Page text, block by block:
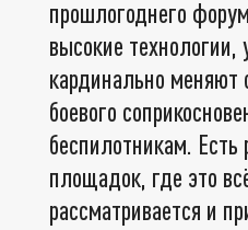
прошлогоднего
высокие технологии,
кардинально
боевого
беспилотникам. Есть
площадок, где это
рассматривается и